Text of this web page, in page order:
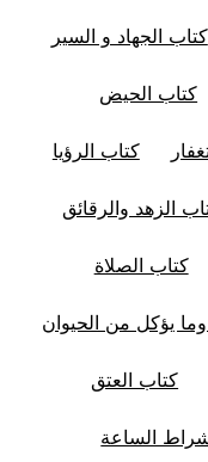
كتاب الجهاد و السير
كتاب الحيض
كتاب الرؤيا
الزهد والرقائق
كتاب الصلاة
وما يؤكل من الحيوان
كتاب العتق
الساعة